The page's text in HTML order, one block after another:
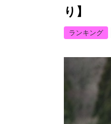
り】
ランキング